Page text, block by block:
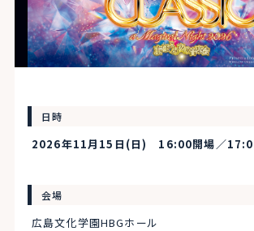
日時
2026年11月15日(日) 16:00開場／
会場
広島文化学園HBGホール